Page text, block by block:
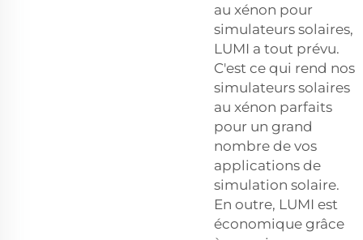
au xénon pour
simulateurs solaires,
LUMI a tout prévu.
C'est ce qui rend nos
simulateurs solaires
au xénon parfaits
pour un grand
nombre de vos
applications de
simulation solaire.
En outre, LUMI est
économique grâce